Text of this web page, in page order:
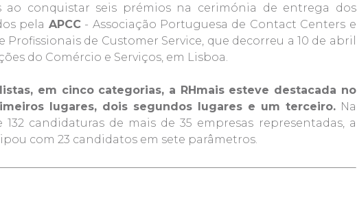
ao conquistar seis prémios na cerimónia de entrega dos
pela APCC- Associação Portuguesa de Contact Centers e
Profissionais de Customer Service, que decorreu a 10 de abril
do Comércio e Serviços, em Lisboa.
em cinco categorias, a RHmais esteve destacada no
lugares, dois segundos lugares e um terceiro.Na
candidaturas de mais de 35 empresas representadas, a
com 23 candidatos em sete parâmetros.